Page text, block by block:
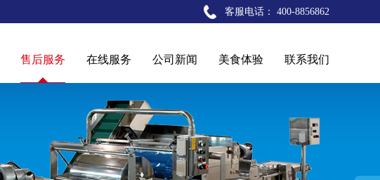
客服电话： 400-8856862
售后服务 在线服务 公司新闻 美食体验 联系我们